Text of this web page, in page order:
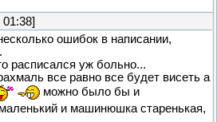
ошибок в написании,
расписался уж больно...
все равно все будет висеть а
можно было бы и
и машинюшка старенькая,